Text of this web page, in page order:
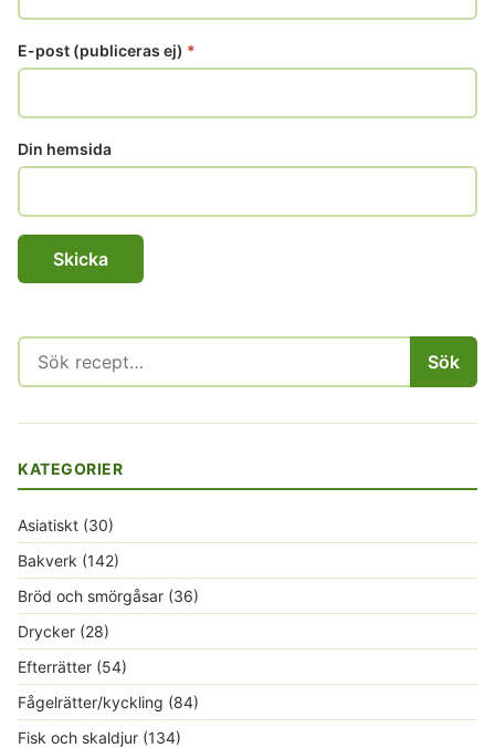
E-post (publiceras ej) *
Din hemsida
Sök
efter:
Sök
KATEGORIER
Asiatiskt (30)
Bakverk (142)
Bröd och smörgåsar (36)
Drycker (28)
Efterrätter (54)
Fågelrätter/kyckling (84)
Fisk och skaldjur (134)